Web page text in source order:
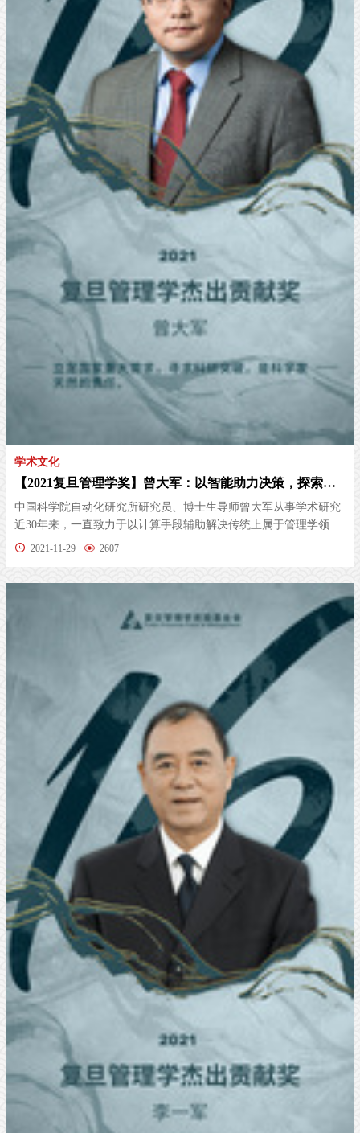
学术文化
【2021复旦管理学奖】曾大军：以智能助力决策，探索应用需求驱动创新发展之路
中国科学院自动化研究所研究员、博士生导师曾大军从事学术研究
近30年来，一直致力于以计算手段辅助解决传统上属于管理学领域
的问题。...
2021-11-29 2607